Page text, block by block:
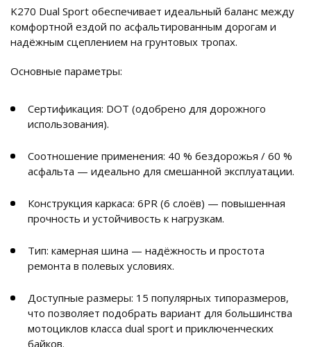
K270 Dual Sport обеспечивает идеальный баланс между
комфортной ездой по асфальтированным дорогам и
надёжным сцеплением на грунтовых тропах.
Основные параметры:
Сертификация: DOT (одобрено для дорожного
использования).
Соотношение применения: 40 % бездорожья / 60 %
асфальта — идеально для смешанной эксплуатации.
Конструкция каркаса: 6PR (6 слоёв) — повышенная
прочность и устойчивость к нагрузкам.
Тип: камерная шина — надёжность и простота
ремонта в полевых условиях.
Доступные размеры: 15 популярных типоразмеров,
что позволяет подобрать вариант для большинства
мотоциклов класса dual sport и приключенческих
байков.